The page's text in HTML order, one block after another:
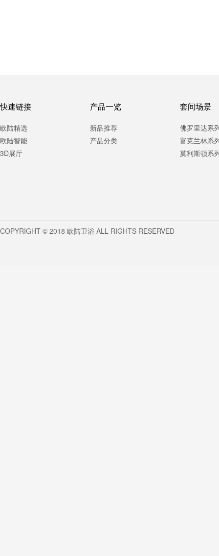
快速链接
欧陆精选
欧陆智能
3D展厅
产品一览
新品推荐
产品分类
套间场景
佛罗里达系
富克兰林系
莫利斯顿系
COPYRIGHT © 2018 欧陆卫浴 ALL RIGHTS RESERVED